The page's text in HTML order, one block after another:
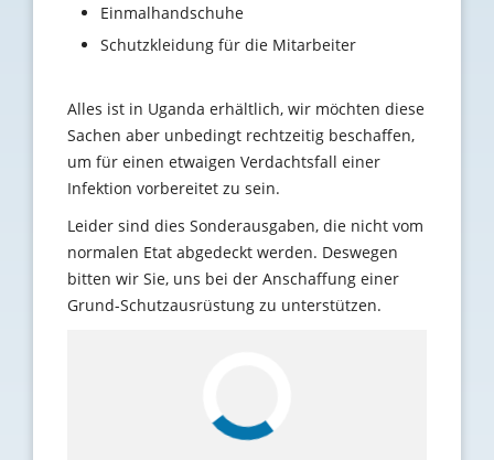
Einmalhandschuhe
Schutzkleidung für die Mitarbeiter
Alles ist in Uganda erhältlich, wir möchten diese
Sachen aber unbedingt rechtzeitig beschaffen,
um für einen etwaigen Verdachtsfall einer
Infektion vorbereitet zu sein.
Leider sind dies Sonderausgaben, die nicht vom
normalen Etat abgedeckt werden. Deswegen
bitten wir Sie, uns bei der Anschaffung einer
Grund-Schutzausrüstung zu unterstützen.